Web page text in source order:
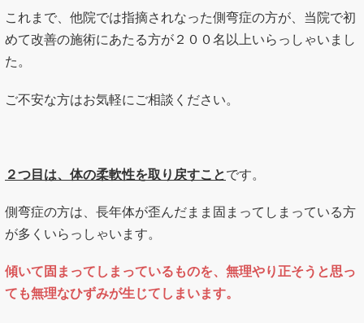
これまで、他院では指摘されなった側弯症の方が、当院で初
めて改善の施術にあたる方が２００名以上いらっしゃいまし
た。
ご不安な方はお気軽にご相談ください。
２つ目は、体の柔軟性を取り戻すことです。
側弯症の方は、長年体が歪んだまま固まってしまっている方
が多くいらっしゃいます。
傾いて固まってしまっているものを、無理やり正そうと思っ
ても無理なひずみが生じてしまいます。